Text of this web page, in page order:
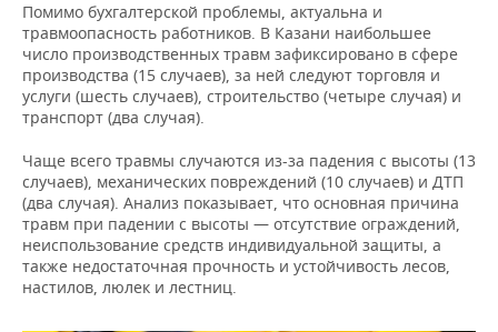
Помимо бухгалтерской проблемы, актуальна и
травмоопасность работников. В Казани наибольшее
число производственных травм зафиксировано в сфере
производства (15 случаев), за ней следуют торговля и
услуги (шесть случаев), строительство (четыре случая) и
транспорт (два случая).
Чаще всего травмы случаются из-за падения с высоты (13
случаев), механических повреждений (10 случаев) и ДТП
(два случая). Анализ показывает, что основная причина
травм при падении с высоты — отсутствие ограждений,
неиспользование средств индивидуальной защиты, а
также недостаточная прочность и устойчивость лесов,
настилов, люлек и лестниц.